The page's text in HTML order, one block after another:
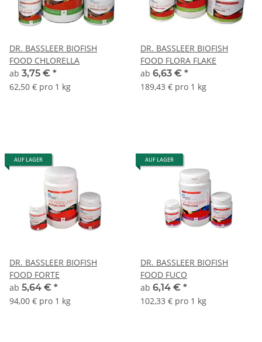
DR. BASSLEER BIOFISH
FOOD CHLORELLA
ab 3,75 € *
62,50 € pro 1 kg
DR. BASSLEER BIOFISH
FOOD FLORA FLAKE
ab 6,63 € *
189,43 € pro 1 kg
AUF LAGER
DR. BASSLEER BIOFISH
FOOD FORTE
ab 5,64 € *
94,00 € pro 1 kg
AUF LAGER
DR. BASSLEER BIOFISH
FOOD FUCO
ab 6,14 € *
102,33 € pro 1 kg